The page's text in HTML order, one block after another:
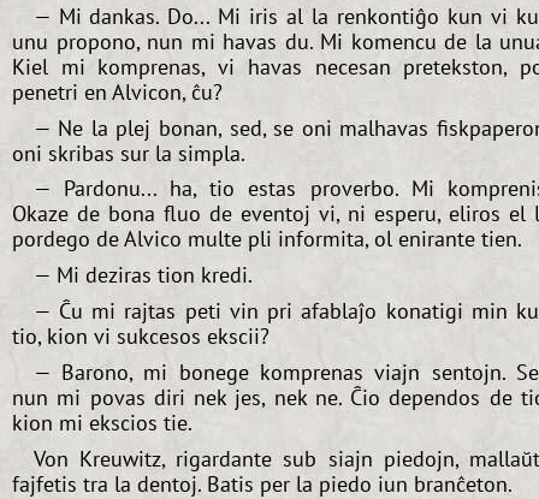
— Mi dankas. Do... Mi iris al la renkontiĝo kun vi
unu propono, nun mi havas du. Mi komencu de la
Kiel mi komprenas, vi havas necesan pretekston,
penetri en Alvicon, ĉu?
— Ne la plej bonan, sed, se oni malhavas
oni skribas sur la simpla.
— Pardonu... ha, tio estas proverbo. Mi
Okaze de bona fluo de eventoj vi, ni esperu, eliros el
pordego de Alvico multe pli informita, ol enirante tien.
— Mi deziras tion kredi.
— Ĉu mi rajtas peti vin pri afablaĵo konatigi min
tio, kion vi sukcesos ekscii?
— Barono, mi bonege komprenas viajn sentojn.
nun mi povas diri nek jes, nek ne. Ĉio dependos de
kion mi ekscios tie.
Von Kreuwitz, rigardante sub siajn piedojn,
fajfetis tra la dentoj. Batis per la piedo iun branĉeton.